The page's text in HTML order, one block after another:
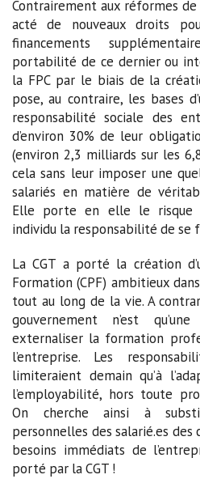
Contrairement aux réformes
acté de nouveaux droits
financements
portabilité de ce dernier ou
la FPC par le biais de la
pose, au contraire, les bases
responsabilité sociale des
d’environ 30% de leur
(environ 2,3 milliards sur les
cela sans leur imposer une
salariés en matière de
Elle porte en elle le risque
individu la responsabilité de se
La CGT a porté la création
Formation (CPF) ambitieux
tout au long de la vie. A
gouvernement n’est
externaliser la formation
l’entreprise. Les
limiteraient demain qu’à
l’employabilité, hors toute
On cherche ainsi à
personnelles des salarié.es
besoins immédiats de
porté par la CGT !